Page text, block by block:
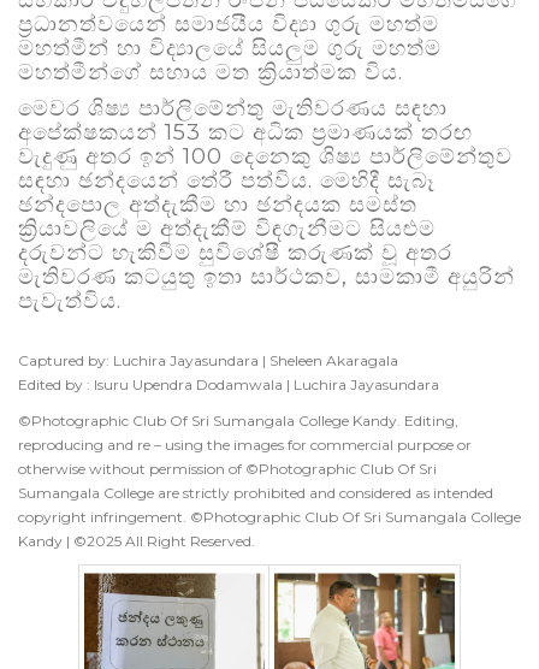
ප්‍රධානත්වයෙන් සමාජයීය විද්‍යා ගුරු මහත්ම
මහත්මීන් හා විද්‍යාලයේ සියලුම ගුරු මහත්ම
මහත්මීන්ගේ සහාය මත ක්‍රියාත්මක විය.
මෙවර ශිෂ්‍ය පාර්ලිමේන්තු මැතිවරණය සඳහා
අපේක්ෂකයන් 153 කට අධික ප්‍රමාණයක් තරඟ
වැදුණු අතර ඉන් 100 දෙනෙකු ශිෂ්‍ය පාර්ලිමේන්තුව
සඳහා ඡන්දයෙන් තේරී පත්විය. මෙහිදී සැබෑ
ඡන්දපොල අත්දැකීම හා ඡන්දයක සමස්ත
ක්‍රියාවලියේ ම අත්දැකීම් විඳගැනීමට සියළුම
දරුවන්ට හැකිවීම සුවිශේෂී කරුණක් වූ අතර
මැතිවරණ කටයුතු ඉතා සාර්ථකව, සාමකාමී අයුරින්
පැවැත්විය.
Captured by: Luchira Jayasundara | Sheleen Akaragala
Edited by : Isuru Upendra Dodamwala | Luchira Jayasundara
©Photographic Club Of Sri Sumangala College Kandy. Editing,
reproducing and re – using the images for commercial purpose or
otherwise without permission of ©Photographic Club Of Sri
Sumangala College are strictly prohibited and considered as intended
copyright infringement. ©Photographic Club Of Sri Sumangala College
Kandy | ©2025 All Right Reserved.